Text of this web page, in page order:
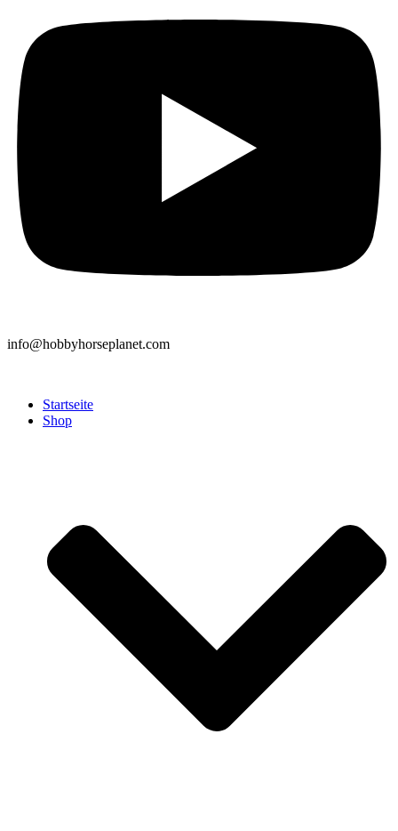
info@hobbyhorseplanet.com
Startseite
Shop